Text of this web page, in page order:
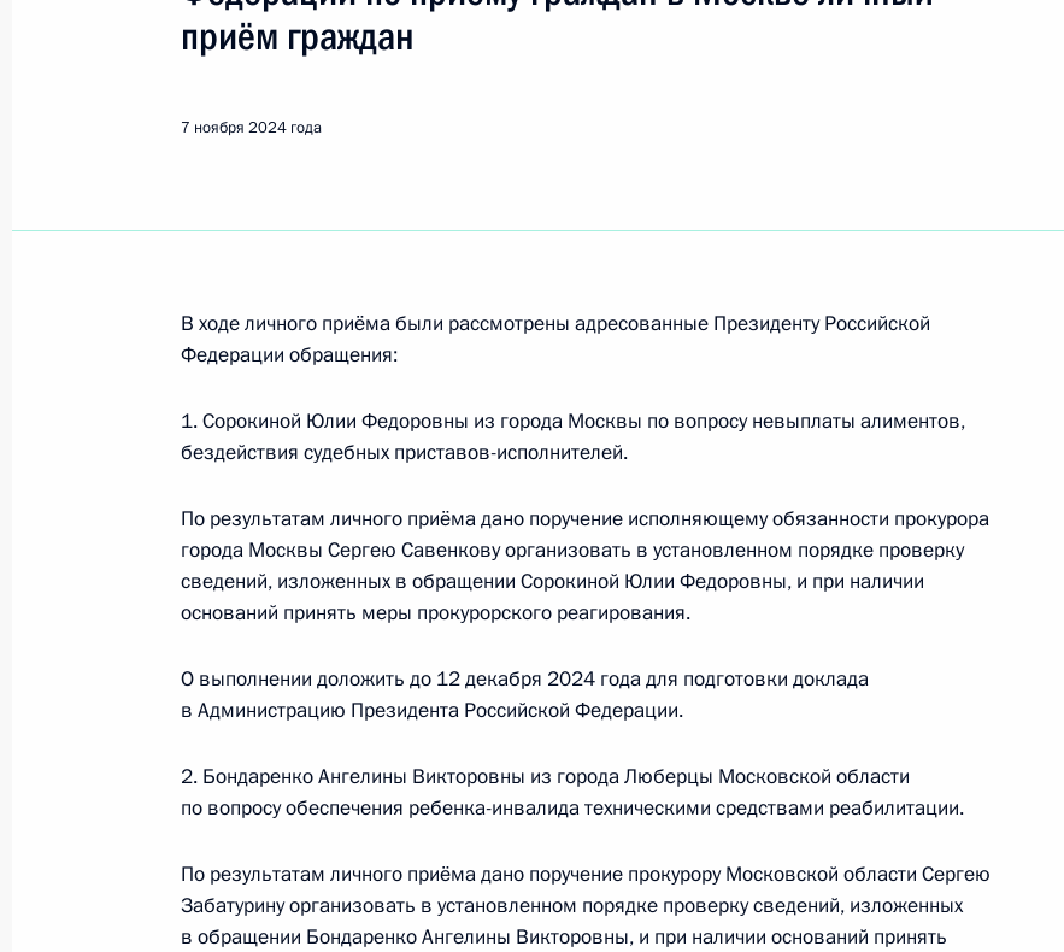
Поиск по руководителю, географии и тематике
7 ноября 2024 года, четверг
7 ноября 2024 года по поручению Президента Российской Федерации заместитель
Генерального прокурора Российской Федерации Юрий Пономарев провёл
личный приём граждан
7 ноября 2024 года, 15:55
9 сентября 2024 года, понедельник
Исполнено поручение (меры приняты), данное по итогам личного приёма в режиме
по поручению Президента Российской Федерации начальником Управления
Президента Российской Федерации по внешней политике Игорем Неверовым
9 июля 2024 года
9 сентября 2024 года, 16:00
приём граждан
7 ноября 2024 года
В ходе личного приёма были рассмотрены адресованные Президенту Российской
Федерации обращения:
1. Сорокиной Юлии Федоровны из города Москвы по вопросу невыплаты алиментов,
бездействия судебных приставов-исполнителей.
По результатам личного приёма дано поручение исполняющему обязанности прокурора
города Москвы Сергею Савенкову организовать в установленном порядке проверку
сведений, изложенных в обращении Сорокиной Юлии Федоровны, и при наличии
оснований принять меры прокурорского реагирования.
О выполнении доложить до 12 декабря 2024 года для подготовки доклада
в Администрацию Президента Российской Федерации.
2. Бондаренко Ангелины Викторовны из города Люберцы Московской области
по вопросу обеспечения ребенка-инвалида техническими средствами реабилитации.
По результатам личного приёма дано поручение прокурору Московской области Сергею
Забатурину организовать в установленном порядке проверку сведений, изложенных
в обращении Бондаренко Ангелины Викторовны, и при наличии оснований принять